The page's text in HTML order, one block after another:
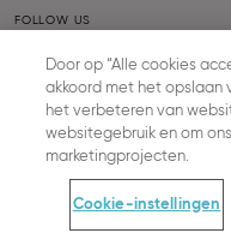
FOLLOW US
KIES UW LAND
NEDERLANDS
Door op “Alle cookies
akkoord met het opslaan
het verbeteren van
websitegebruik en om
marketingprojecten.
Cookie-instellingen